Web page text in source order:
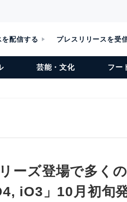
を配信する プレスリリースを受
芸能・文化 フー
ーズ登場で多く
iO3」10月初旬発